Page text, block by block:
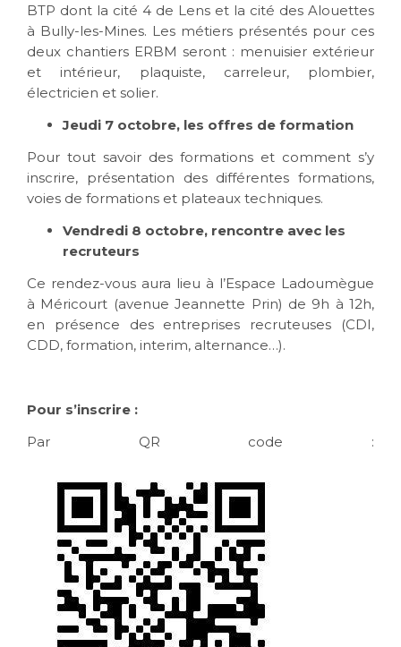
BTP dont la cité 4 de Lens et la cité des Alouettes
à Bully-les-Mines. Les métiers présentés pour ces
deux chantiers ERBM seront : menuisier extérieur
et intérieur, plaquiste, carreleur, plombier,
électricien et solier.
Jeudi 7 octobre, les offres de formation
Pour tout savoir des formations et comment s’y
inscrire, présentation des différentes formations,
voies de formations et plateaux techniques.
Vendredi 8 octobre, rencontre avec les
recruteurs
Ce rendez-vous aura lieu à l’Espace Ladoumègue
à Méricourt (avenue Jeannette Prin) de 9h à 12h,
en présence des entreprises recruteuses (CDI,
CDD, formation, interim, alternance…).
Pour s’inscrire :
Par QR code :